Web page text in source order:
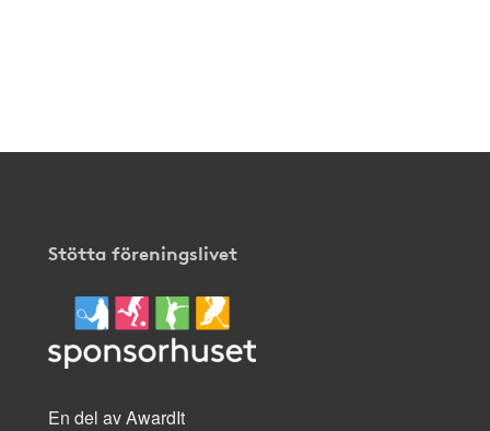
Stötta föreningslivet
En del av AwardIt